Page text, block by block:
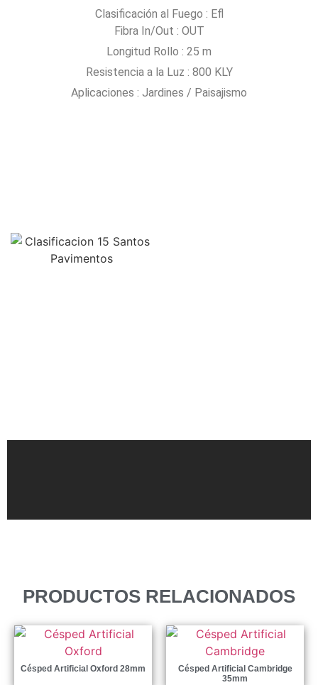
Clasificación al Fuego : Efl
Fibra In/Out : OUT
Longitud Rollo : 25 m
Resistencia a la Luz : 800 KLY
Aplicaciones : Jardines / Paisajismo
PRODUCTOS RELACIONADOS
Césped Artificial Oxford 28mm
Césped Artificial Cambridge
35mm